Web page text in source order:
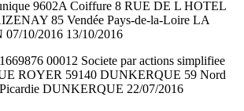
9602A Coiffure 8 RUE DE L HOTEL
85 Vendée Pays-de-la-Loire LA
10/2016 13/10/2016
00012 Societe par actions simplifiee
ROYER 59140 DUNKERQUE 59 Nord
DUNKERQUE 22/07/2016